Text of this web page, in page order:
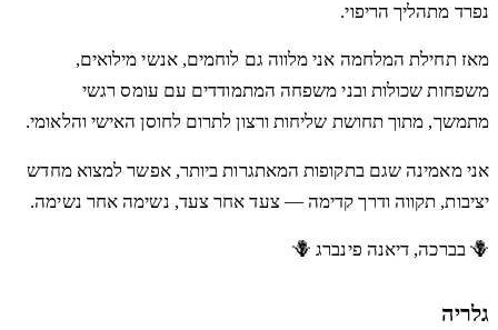
נפרד מתהליך הריפוי.
מאז תחילת המלחמה אני מלווה גם לוחמים, אנשי מילואים,
משפחות שכולות ובני משפחה המתמודדים עם עומס רגשי
מתמשך, מתוך תחושת שליחות ורצון לתרום לחוסן האישי והלאומי.
אני מאמינה שגם בתקופות המאתגרות ביותר, אפשר למצוא מחדש
יציבות, תקווה ודרך קדימה — צעד אחר צעד, נשימה אחר נשימה.
🪻 בברכה, דיאנה פינברג 🪻
גלריה